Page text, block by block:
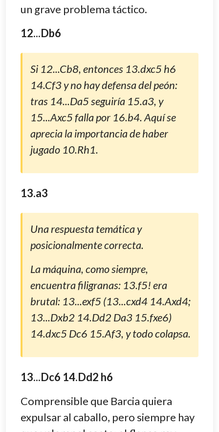
un grave problema táctico.
12...Db6
Si 12...Cb8, entonces 13.dxc5 h6
14.Cf3 y no hay defensa del peón:
tras 14...Da5 seguiría 15.a3, y
15...Axc5 falla por 16.b4. Aquí se
aprecia la importancia de haber
jugado 10.Rh1.
13.a3
Una respuesta temática y
posicionalmente correcta.
La máquina, como siempre,
encuentra filigranas: 13.f5! era
brutal: 13...exf5 (13...cxd4 14.Axd4;
13...Dxb2 14.Dd2 Da3 15.fxe6)
14.dxc5 Dc6 15.Af3, y todo colapsa.
13...Dc6 14.Dd2 h6
Comprensible que Barcia quiera
expulsar al caballo, pero siempre hay